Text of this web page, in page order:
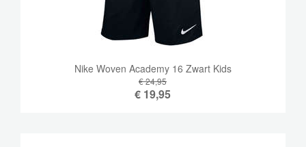
Nike Woven Academy 16 Zwart Kids
€ 24,95
€ 19,95